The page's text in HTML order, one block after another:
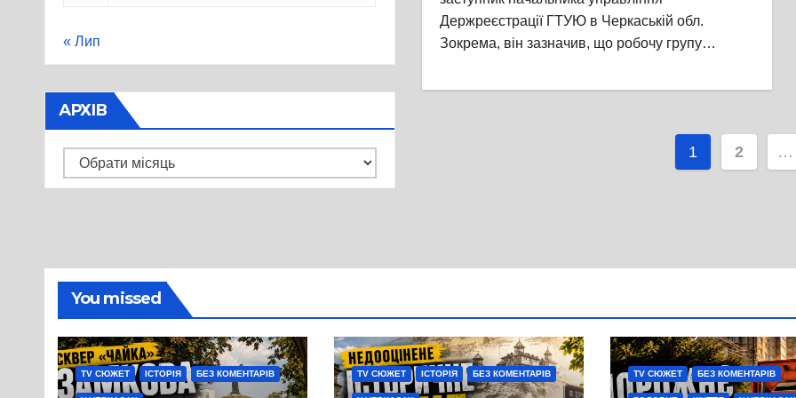
« Лип
АРХІВ
Архів
Держреєстрації ГТУЮ в Черкаській обл.
Зокрема, він зазначив, що робочу групу…
Пагінація
1 2 …
You missed
TV СЮЖЕТ ІСТОРІЯ БЕЗ КОМЕНТАРІВ TV СЮЖЕТ ІСТОРІЯ БЕЗ КОМЕНТАРІВ TV СЮЖЕТ БЕЗ КОМЕНТАРІВ